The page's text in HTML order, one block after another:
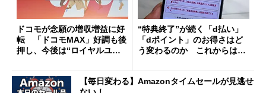
ドコモが念願の増収増益に好
転 「ドコモMAX」好調も後
押し、今後は“ロイヤルユー
“特典終了”が続く「d払い」
「dポイント」のお得さはど
う変わるのか これからは
【毎日変わる】Amazonタイムセールが見逃せ